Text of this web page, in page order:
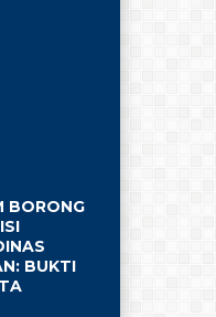
BORONG
BUKTI